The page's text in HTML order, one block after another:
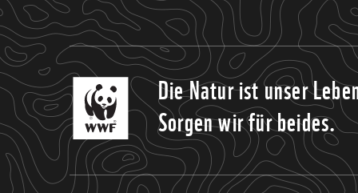
Die Natur ist unser
Sorgen wir für beides.